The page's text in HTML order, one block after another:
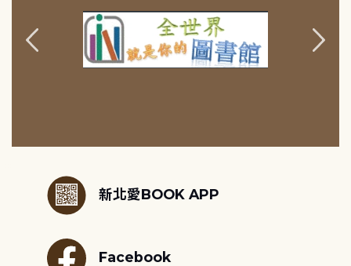
新北愛BOOK APP
Facebook